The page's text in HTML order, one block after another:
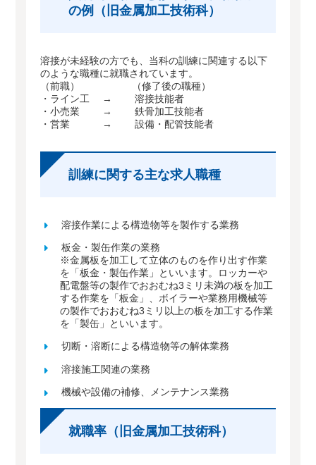
の例（旧金属加工技術科）
溶接が未経験の方でも、当科の訓練に関連する以下
のような職種に就職されています。
（前職） （修了後の職種）
・ライン工 → 溶接技能者
・小売業 → 鉄骨加工技能者
・営業 → 設備・配管技能者
訓練に関する主な求人職種
溶接作業による構造物等を製作する業務
板金・製缶作業の業務
※金属板を加工して立体のものを作り出す作業
を「板金・製缶作業」といいます。ロッカーや
配電盤等の製作でおおむね3ミリ未満の板を加工
する作業を「板金」、ボイラーや業務用機械等
の製作でおおむね3ミリ以上の板を加工する作業
を「製缶」といいます。
切断・溶断による構造物等の解体業務
溶接施工関連の業務
機械や設備の補修、メンテナンス業務
就職率（旧金属加工技術科）